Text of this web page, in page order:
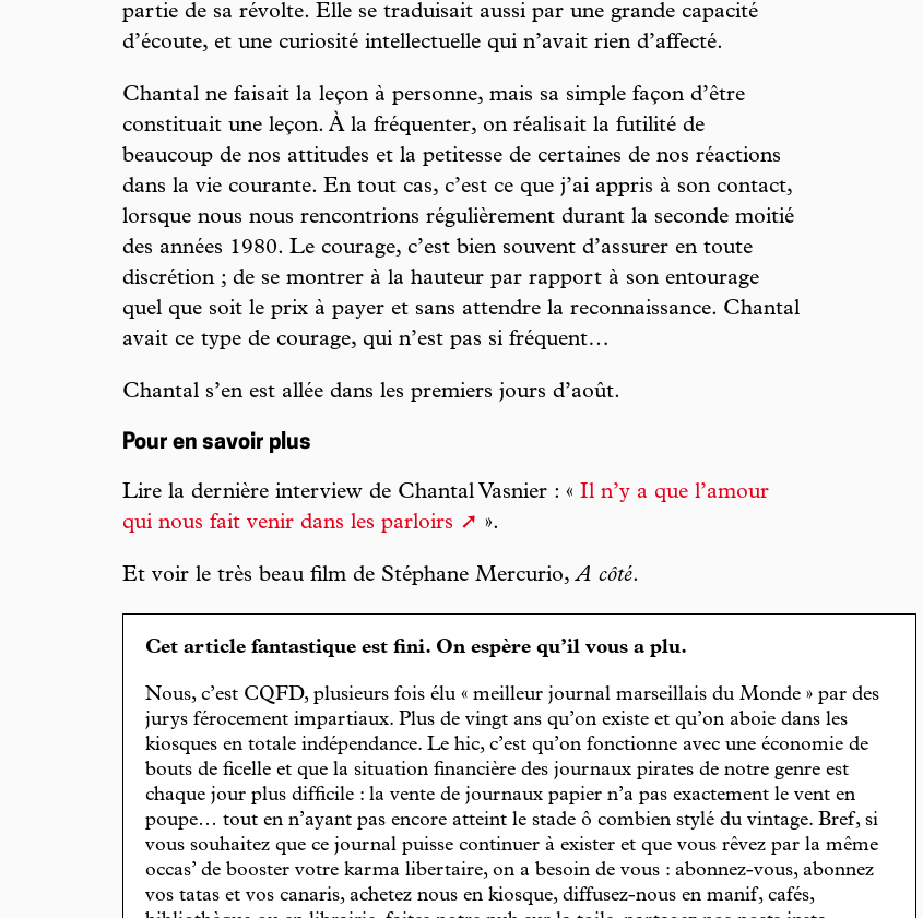
partie de sa révolte. Elle se traduisait aussi par une grande capacité
d’écoute, et une curiosité intellectuelle qui n’avait rien d’affecté.
Chantal ne faisait la leçon à personne, mais sa simple façon d’être
constituait une leçon. À la fréquenter, on réalisait la futilité de
beaucoup de nos attitudes et la petitesse de certaines de nos réactions
dans la vie courante. En tout cas, c’est ce que j’ai appris à son contact,
lorsque nous nous rencontrions régulièrement durant la seconde moitié
des années 1980. Le courage, c’est bien souvent d’assurer en toute
discrétion ; de se montrer à la hauteur par rapport à son entourage
quel que soit le prix à payer et sans attendre la reconnaissance. Chantal
avait ce type de courage, qui n’est pas si fréquent…
Chantal s’en est allée dans les premiers jours d’août.
Pour en savoir plus
Lire la dernière interview de Chantal Vasnier : « Il n’y a que l’amour
qui nous fait venir dans les parloirs
».
Et voir le très beau film de Stéphane Mercurio,A côté.
Cet article fantastique est fini. On espère qu’il vous a plu.
Nous, c’est CQFD, plusieurs fois élu « meilleur journal marseillais du Monde » par des
jurys férocement impartiaux. Plus de vingt ans qu’on existe et qu’on aboie dans les
kiosques en totale indépendance. Le hic, c’est qu’on fonctionne avec une économie de
bouts de ficelle et que la situation financière des journaux pirates de notre genre est
chaque jour plus difficile : la vente de journaux papier n’a pas exactement le vent en
poupe… tout en n’ayant pas encore atteint le stade ô combien stylé du vintage. Bref, si
vous souhaitez que ce journal puisse continuer à exister et que vous rêvez par la même
occas’ de booster votre karma libertaire, on a besoin de vous : abonnez-vous, abonnez
vos tatas et vos canaris, achetez nous en kiosque, diffusez-nous en manif, cafés,